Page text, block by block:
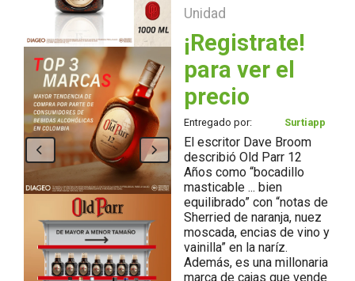
Unidad
¡Registrate!
para ver el
precio
Entregado por: Surtiapp
El escritor Dave Broom
describió Old Parr 12
Años como “bocadillo
masticable ... bien
equilibrado” con “notas de
Sherried de naranja, nuez
moscada, encias de vino y
vainilla” en la naríz.
Además, es una millonaria
marca de cajas que vende